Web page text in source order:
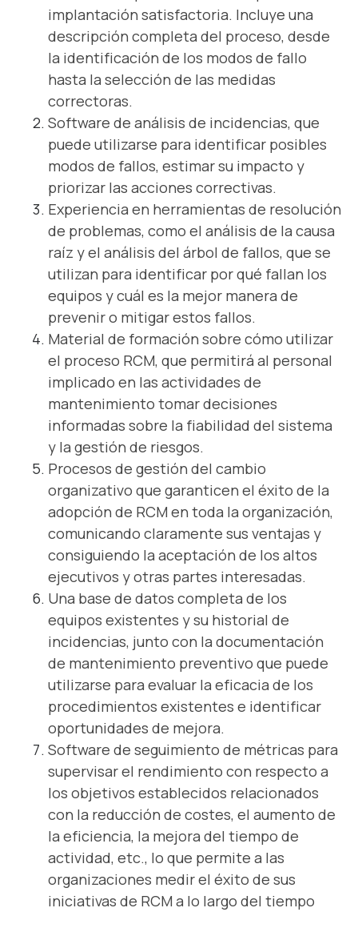
implantación satisfactoria. Incluye una
descripción completa del proceso, desde
la identificación de los modos de fallo
hasta la selección de las medidas
correctoras.
Software de análisis de incidencias, que
puede utilizarse para identificar posibles
modos de fallos, estimar su impacto y
priorizar las acciones correctivas.
Experiencia en herramientas de resolución
de problemas, como el análisis de la causa
raíz y el análisis del árbol de fallos, que se
utilizan para identificar por qué fallan los
equipos y cuál es la mejor manera de
prevenir o mitigar estos fallos.
Material de formación sobre cómo utilizar
el proceso RCM, que permitirá al personal
implicado en las actividades de
mantenimiento tomar decisiones
informadas sobre la fiabilidad del sistema
y la gestión de riesgos.
Procesos de gestión del cambio
organizativo que garanticen el éxito de la
adopción de RCM en toda la organización,
comunicando claramente sus ventajas y
consiguiendo la aceptación de los altos
ejecutivos y otras partes interesadas.
Una base de datos completa de los
equipos existentes y su historial de
incidencias, junto con la documentación
de mantenimiento preventivo que puede
utilizarse para evaluar la eficacia de los
procedimientos existentes e identificar
oportunidades de mejora.
Software de seguimiento de métricas para
supervisar el rendimiento con respecto a
los objetivos establecidos relacionados
con la reducción de costes, el aumento de
la eficiencia, la mejora del tiempo de
actividad, etc., lo que permite a las
organizaciones medir el éxito de sus
iniciativas de RCM a lo largo del tiempo